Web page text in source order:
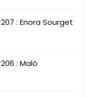
: Enora Sourget
: Malò